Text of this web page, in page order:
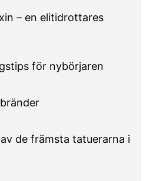
– en elitidrottares
för nybörjaren
de främsta tatuerarna i